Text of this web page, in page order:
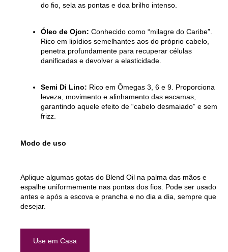
do fio, sela as pontas e doa brilho intenso.
Óleo de Ojon: Conhecido como “milagre do Caribe”.
Rico em lipídios semelhantes aos do próprio cabelo,
penetra profundamente para recuperar células
danificadas e devolver a elasticidade.
Semi Di Lino: Rico em Ômegas 3, 6 e 9. Proporciona
leveza, movimento e alinhamento das escamas,
garantindo aquele efeito de “cabelo desmaiado” e sem
frizz.
Modo de uso
Aplique algumas gotas do Blend Oil na palma das mãos e
espalhe uniformemente nas pontas dos fios. Pode ser usado
antes e após a escova e prancha e no dia a dia, sempre que
desejar.
Use em Casa